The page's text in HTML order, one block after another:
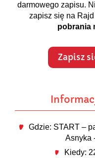
darmowego zapisu.
zapisz się na
pobrania
Zapisz
Gdzie: START –
Asnyka
Kiedy: